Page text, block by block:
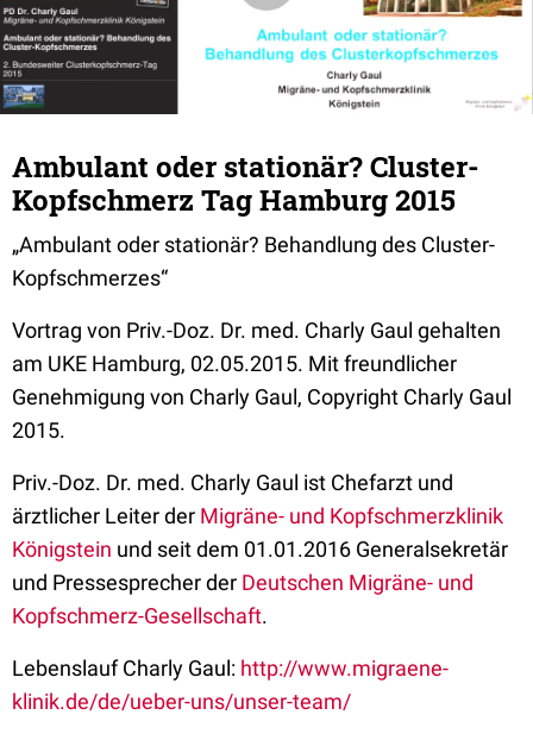
Ambulant oder stationär? Cluster-
Kopfschmerz Tag Hamburg 2015
„Ambulant oder stationär? Behandlung des Cluster-
Kopfschmerzes“
Vortrag von Priv.-Doz. Dr. med. Charly Gaul gehalten
am UKE Hamburg, 02.05.2015. Mit freundlicher
Genehmigung von Charly Gaul, Copyright Charly Gaul
2015.
Priv.-Doz. Dr. med. Charly Gaul ist Chefarzt und
ärztlicher Leiter der Migräne- und Kopfschmerzklinik
Königstein und seit dem 01.01.2016 Generalsekretär
und Pressesprecher der Deutschen Migräne- und
Kopfschmerz-Gesellschaft.
Lebenslauf Charly Gaul: http://www.migraene-
klinik.de/de/ueber-uns/unser-team/